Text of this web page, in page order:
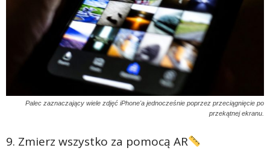
Palec zaznaczający wiele zdjęć iPhone'a jednocześnie poprzez przeciągnięcie po
przekątnej ekranu.
9. Zmierz wszystko za pomocą AR